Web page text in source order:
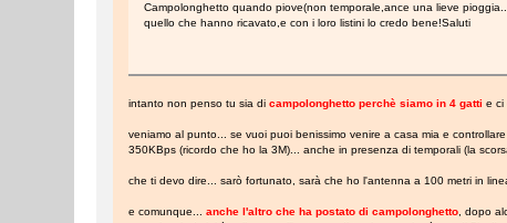
Campolonghetto quando piove(non temporale,ance una lieve
quello che hanno ricavato,e con i loro listini lo credo bene!Saluti
intanto non penso tu sia dicampolonghetto perchè siamo in 4 gattie ci
veniamo al punto... se vuoi puoi benissimo venire a casa mia e
350KBps (ricordo che ho la 3M)... anche in presenza di temporali (la
che ti devo dire... sarò fortunato, sarà che ho l'antenna a 100 metri in
e comunque...anche l'altro che ha postato di campolonghetto, dopo